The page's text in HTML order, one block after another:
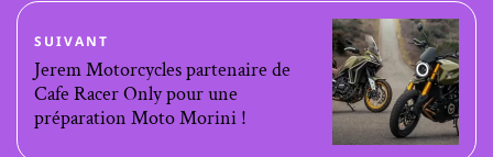
SUIVANT
Jerem Motorcycles partenaire de
Cafe Racer Only pour une
préparation Moto Morini !